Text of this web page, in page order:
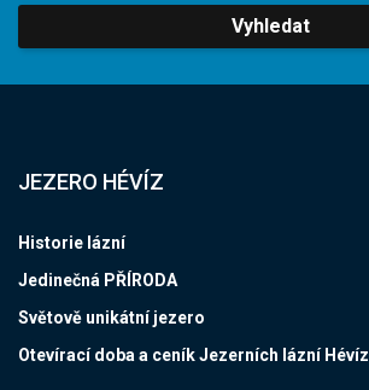
Vyhledat
JEZERO HÉVÍZ
Historie lázní
Jedinečná PŘÍRODA
Světově unikátní jezero
Otevírací doba a ceník Jezerních lázní Hévíz